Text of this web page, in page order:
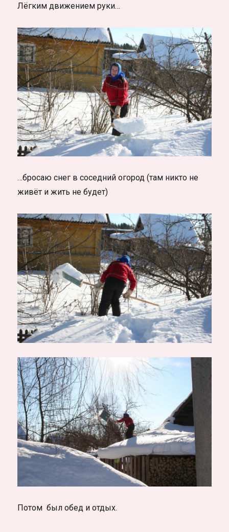
Лёгким движением руки…
…бросаю снег в соседний огород (там никто не
живёт и жить не будет)
Потом был обед и отдых.